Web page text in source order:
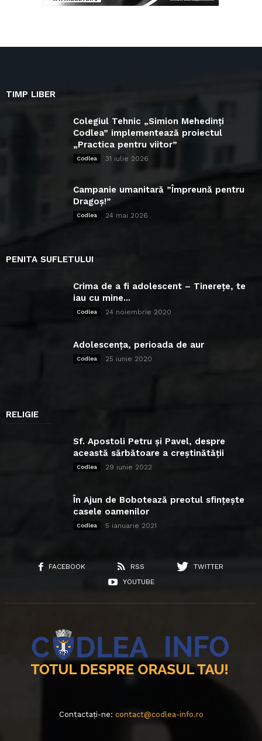
TIMP LIBER
Colegiul Tehnic „Simion Mehedinți
Codlea” implementează proiectul
„Practica pentru viitor”
Codlea 31 iulie 2026
Campanie umanitară ”Împreună pentru
Dragoș!”
Codlea 24 mai 2026
PENITA SUFLETULUI
Crima de a fi adolescent – Tinerețe, te
iau cu mine...
Codlea 24 noiembrie 2020
Adolescența, perioada de aur
Codlea 25 iunie 2020
RELIGIE
Sf. Apostoli Petru și Pavel, despre
această sărbătoare a creștinătății
Codlea 29 iunie 2022
În Ajun de Bobotează preotul sfințește
casele oamenilor
Codlea 5 ianuarie 2021
FACEBOOK RSS
TWITTER
YOUTUBE
Contactați-ne: contact@codlea-info.ro